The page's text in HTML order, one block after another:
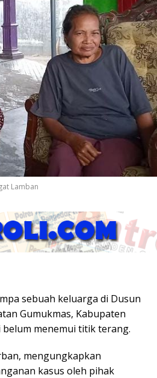
Lamban
sebuah keluarga di Dusun
Gumukmas, Kabupaten
belum menemui titik terang.
mengungkapkan
kasus oleh pihak